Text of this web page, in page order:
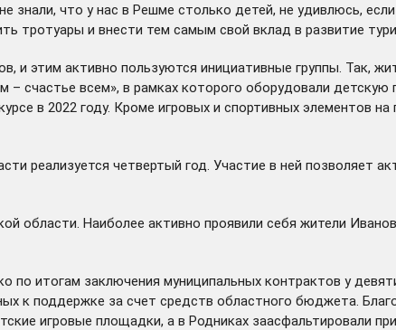
что у нас в Решме столько детей, не удивлюсь, если
тротуары и внести тем самым свой вклад в развитие
этим активно пользуются инициативные группы. Так,
счастье всем», в рамках которого оборудовали
в 2022 году. Кроме игровых и спортивных элементов
реализуется четвертый год. Участие в ней позволяет
области. Наиболее активно проявили себя жители
по итогам заключения муниципальных контрактов у
к поддержке за счет средств областного бюджета.
игровые площадки, а в Родниках заасфальтировали